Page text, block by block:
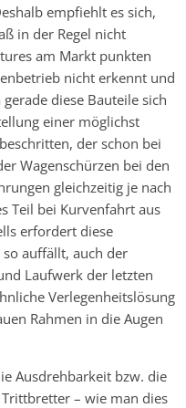
empfiehlt es sich,
in der Regel nicht
am Markt punkten
nicht erkennt und
diese Bauteile sich
einer möglichst
der schon bei
Wagenschürzen bei den
gleichzeitig je nach
Teil bei Kurvenfahrt aus
erfordert diese
auffällt, auch der
Laufwerk der letzten
Verlegenheitslösung
Rahmen in die Augen
Ausdrehbarkeit bzw. die
– wie man dies